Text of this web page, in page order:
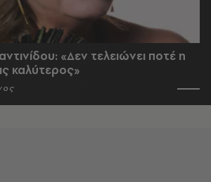
«Δεν τελειώνει ποτέ η
καλύτερος»